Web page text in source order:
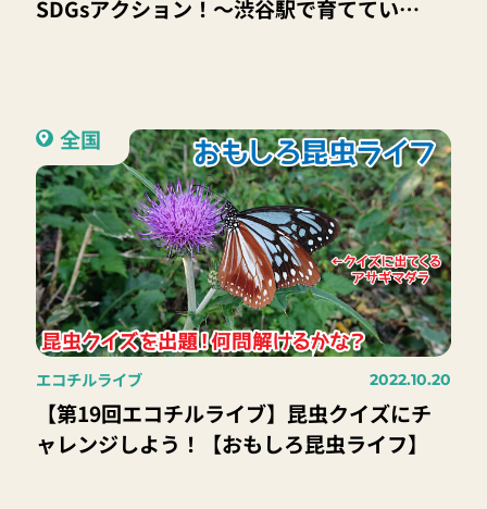
SDGsアクション！～渋谷駅で育ててい
全国
エコチルライブ 2022.10.20
【第19回エコチルライブ】昆虫クイズにチ
ャレンジしよう！【おもしろ昆虫ライフ】